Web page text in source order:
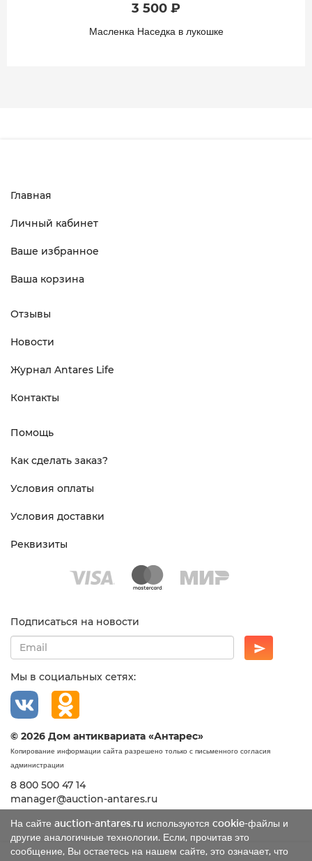
3 500 ₽
Масленка Наседка в лукошке
На сайте auction-antares.ru используются cookie-файлы и
другие аналогичные технологии. Если, прочитав это
сообщение, Вы остаетесь на нашем сайте, это означает, что
Главная
Личный кабинет
Ваше избранное
Ваша корзина
Отзывы
Новости
Журнал Antares Life
Контакты
Помощь
Как сделать заказ?
Условия оплаты
Условия доставки
Реквизиты
Подписаться на новости
Мы в социальных сетях:
© 2026 Дом антиквариата «Антарес»
Копирование информации сайта разрешено только с письменного согласия
администрации
8 800 500 47 14
manager@auction-antares.ru